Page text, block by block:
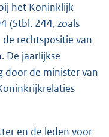
het Koninklijk
(Stbl. 244, zoals
rechtspositie van
De jaarlijkse
door de minister van
en de leden voor